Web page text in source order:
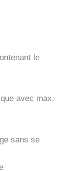
le
avec max.
sans se